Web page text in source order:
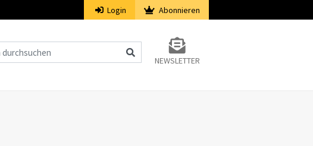
Login Abonnieren
NEWSLETTER